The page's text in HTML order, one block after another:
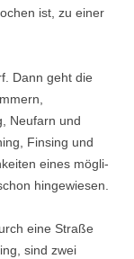
ist, zu einer
Dann geht die
Neufarn und
Finsing und
eines mögli­
hingewiesen.
eine Straße
sind zwei